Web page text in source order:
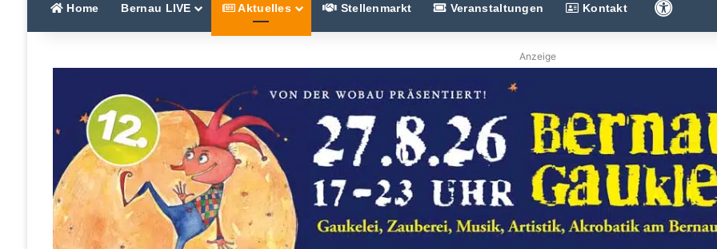
Home Bernau LIVE Aktuelles Stellenmarkt Veranstaltungen Kontakt
Anzeige